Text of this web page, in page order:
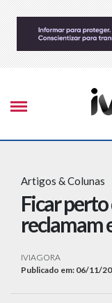
Artigos & Colunas
Ficar perto
reclamam
IVIAGORA
Publicado em: 06/11/